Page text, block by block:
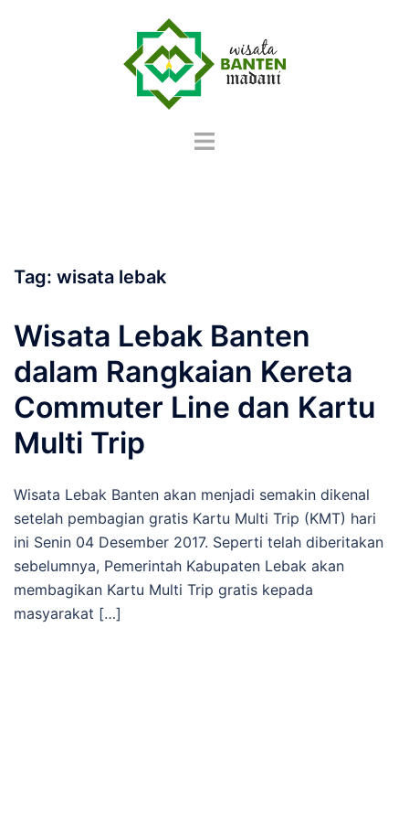
Tag: wisata lebak
Wisata Lebak Banten
dalam Rangkaian Kereta
Commuter Line dan Kartu
Multi Trip
Wisata Lebak Banten akan menjadi semakin dikenal
setelah pembagian gratis Kartu Multi Trip (KMT) hari
ini Senin 04 Desember 2017. Seperti telah diberitakan
sebelumnya, Pemerintah Kabupaten Lebak akan
membagikan Kartu Multi Trip gratis kepada
masyarakat […]